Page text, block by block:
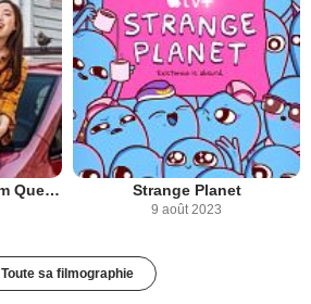
Awkwafina Is Nora from Queens Strange Planet
9 août 2023
Toute sa filmographie